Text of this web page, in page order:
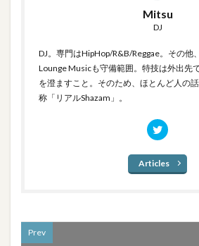
Mitsu
DJ
DJ。専門はHipHop/R&B/Reggae。その他
Lounge Musicも守備範囲。特技は外出先
を澄ますこと。そのため、ほとんど人の
称「リアルShazam」。
Articles
Prev